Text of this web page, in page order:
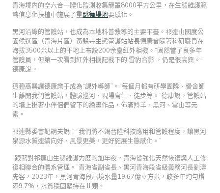
青海境內的空六合一體化監測收集籠罩8000平方公里，在生態維護範
疇信息化扶植中施展了重跳舞場地要感化。
黑河沿線的管護站，也成為本地科普教導的主要平臺。祁連山國度公
園候選區（青海片區）黃躲寺生態管護站站長德康曾隨著科研職員在
海拔3500米以上的平地上布設200余臺紅外相機。“固然當了良多年
管護員，但第一次看到紅外相機記載下的‘雪豹合影’，仍是很高興。”
德康說。
這種高興讓德康樂于成為“課外導師”。“每個月都有研學團隊、黌舍師
生離開我們管護站，體驗巡河、現場寫生、徒步等。”德康說，管護站
的墻上掛著小伴侶們留下的繪畫作品，佈滿羚羊、黑河、雪山等元
素。
祁連縣委書記鋼夫說：“我們將不竭晉陞科技應用和管護程度，讓黑河
泉源水質連續向好、風景更美，更好施展生態感化。”
“跟著對祁連山生態維護力度的加年夜，青海省強化天然恢復與人工修
復相聯合的體系管理。”青海省副省長、黑河青海段省級義務河長劉濤
先容，2023年，黑河青海段出境水量19.67億立方米，較多年均勻增
添9.7%，水質穩固堅持在Ⅱ類。